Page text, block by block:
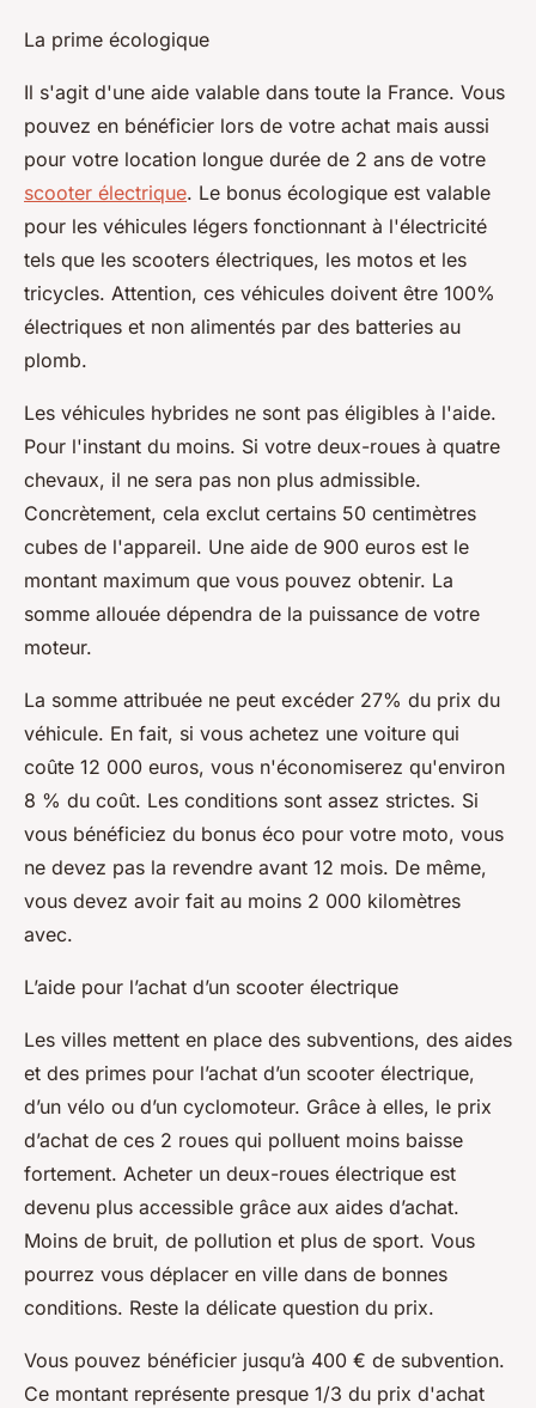
La prime écologique
Il s'agit d'une aide valable dans toute la France. Vous
pouvez en bénéficier lors de votre achat mais aussi
pour votre location longue durée de 2 ans de votre
scooter électrique. Le bonus écologique est valable
pour les véhicules légers fonctionnant à l'électricité
tels que les scooters électriques, les motos et les
tricycles. Attention, ces véhicules doivent être 100%
électriques et non alimentés par des batteries au
plomb.
Les véhicules hybrides ne sont pas éligibles à l'aide.
Pour l'instant du moins. Si votre deux-roues à quatre
chevaux, il ne sera pas non plus admissible.
Concrètement, cela exclut certains 50 centimètres
cubes de l'appareil. Une aide de 900 euros est le
montant maximum que vous pouvez obtenir. La
somme allouée dépendra de la puissance de votre
moteur.
La somme attribuée ne peut excéder 27% du prix du
véhicule. En fait, si vous achetez une voiture qui
coûte 12 000 euros, vous n'économiserez qu'environ
8 % du coût. Les conditions sont assez strictes. Si
vous bénéficiez du bonus éco pour votre moto, vous
ne devez pas la revendre avant 12 mois. De même,
vous devez avoir fait au moins 2 000 kilomètres
avec.
L’aide pour l’achat d’un scooter électrique
Les villes mettent en place des subventions, des aides
et des primes pour l’achat d’un scooter électrique,
d’un vélo ou d’un cyclomoteur. Grâce à elles, le prix
d’achat de ces 2 roues qui polluent moins baisse
fortement. Acheter un deux-roues électrique est
devenu plus accessible grâce aux aides d’achat.
Moins de bruit, de pollution et plus de sport. Vous
pourrez vous déplacer en ville dans de bonnes
conditions. Reste la délicate question du prix.
Vous pouvez bénéficier jusqu’à 400 € de subvention.
Ce montant représente presque 1/3 du prix d'achat